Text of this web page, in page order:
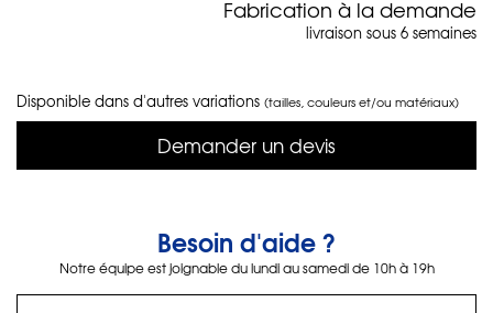
Fabrication à la demande
livraison sous 6 semaines
Disponible dans d'autres variations (tailles, couleurs et/ou matériaux)
Demander un devis
Besoin d'aide ?
Notre équipe est joignable du lundi au samedi de 10h à 19h